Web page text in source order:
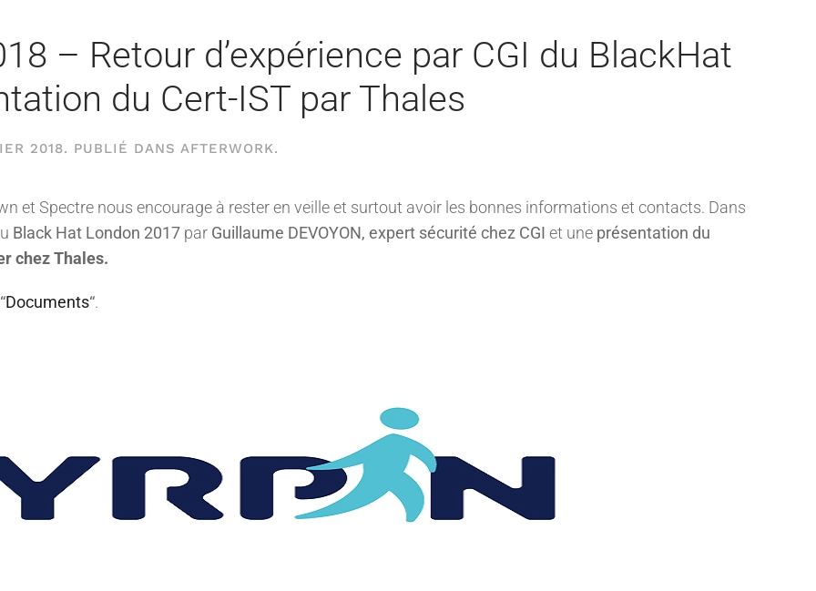
– Retour d’expérience par CGI du BlackHat
du Cert-IST par Thales
2018. PUBLIÉ DANS AFTERWORK.
et Spectre nous encourage à rester en veille et surtout avoir les bonnes informations et contacts. Dans
Black Hat London 2017 par Guillaume DEVOYON, expert sécurité chez CGI et une présentation du
chez Thales.
“Documents“.